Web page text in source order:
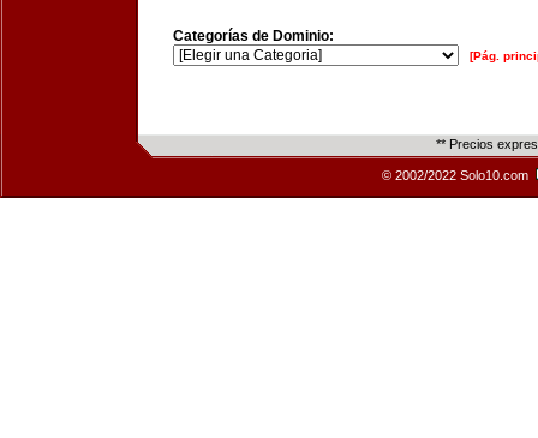
Categorías de Dominio:
[Pág.
** Precios
© 2002/2022 Solo10.com